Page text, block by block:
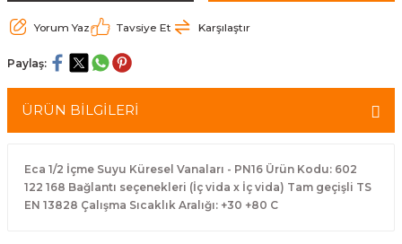
Yorum Yaz Tavsiye Et Karşılaştır
Paylaş:
ÜRÜN BİLGİLERİ
Eca 1/2 İçme Suyu Küresel Vanaları - PN16 Ürün Kodu: 602
122 168 Bağlantı seçenekleri (İç vida x İç vida) Tam geçişli TS
EN 13828 Çalışma Sıcaklık Aralığı: +30 +80 C